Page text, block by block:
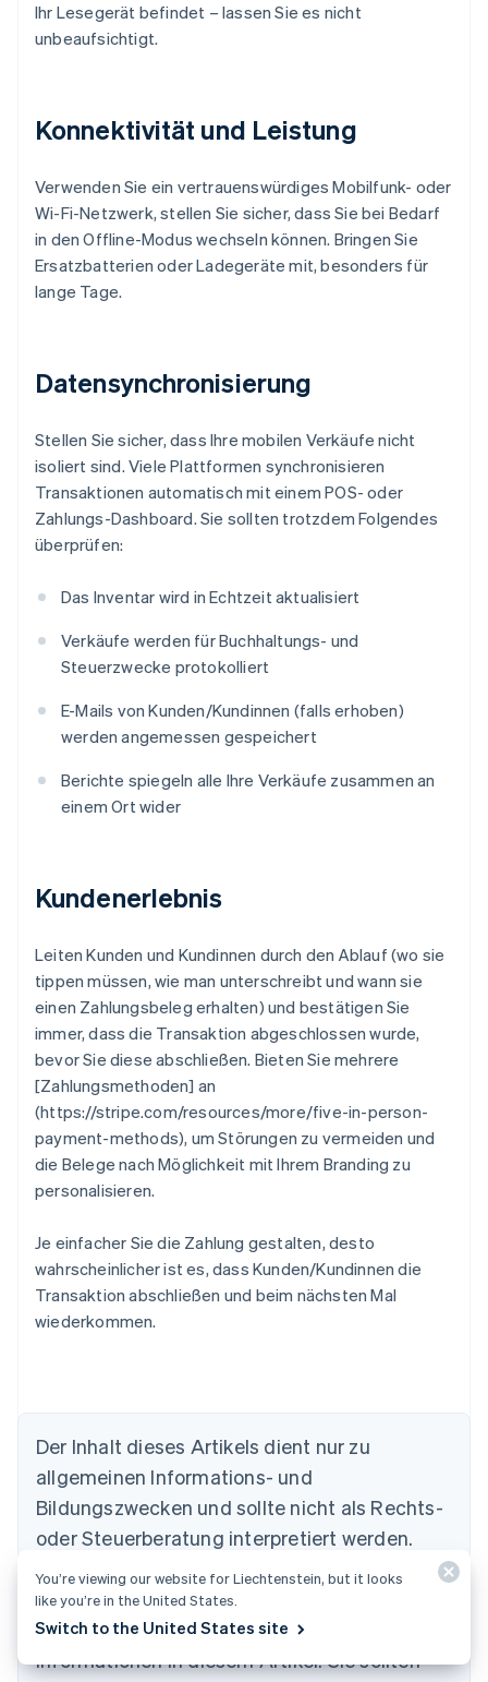
Ihr Lesegerät befindet – lassen Sie es nicht
unbeaufsichtigt.
Konnektivität und Leistung
Verwenden Sie ein vertrauenswürdiges Mobilfunk- oder
Wi-Fi-Netzwerk, stellen Sie sicher, dass Sie bei Bedarf
in den Offline-Modus wechseln können. Bringen Sie
Ersatzbatterien oder Ladegeräte mit, besonders für
lange Tage.
Datensynchronisierung
Stellen Sie sicher, dass Ihre mobilen Verkäufe nicht
isoliert sind. Viele Plattformen synchronisieren
Transaktionen automatisch mit einem POS- oder
Zahlungs-Dashboard. Sie sollten trotzdem Folgendes
überprüfen:
Das Inventar wird in Echtzeit aktualisiert
Verkäufe werden für Buchhaltungs- und
Steuerzwecke protokolliert
E-Mails von Kunden/Kundinnen (falls erhoben)
werden angemessen gespeichert
Berichte spiegeln alle Ihre Verkäufe zusammen an
einem Ort wider
Kundenerlebnis
Leiten Kunden und Kundinnen durch den Ablauf (wo sie
tippen müssen, wie man unterschreibt und wann sie
einen Zahlungsbeleg erhalten) und bestätigen Sie
immer, dass die Transaktion abgeschlossen wurde,
bevor Sie diese abschließen. Bieten Sie mehrere
[Zahlungsmethoden] an
(https://stripe.com/resources/more/five-in-person-
payment-methods), um Störungen zu vermeiden und
die Belege nach Möglichkeit mit Ihrem Branding zu
personalisieren.
Je einfacher Sie die Zahlung gestalten, desto
wahrscheinlicher ist es, dass Kunden/Kundinnen die
Transaktion abschließen und beim nächsten Mal
wiederkommen.
Der Inhalt dieses Artikels dient nur zu
allgemeinen Informations- und
Bildungszwecken und sollte nicht als Rechts-
oder Steuerberatung interpretiert werden.
Stripe übernimmt keine Gewähr oder Garantie
für die Richtigkeit, Vollständigkeit,
Angemessenheit oder Aktualität der
Informationen in diesem Artikel. Sie sollten
Australien
English
Belgien
Brasilien
Bulgarien
Dänemark
You’re viewing our website for Liechtenstein, but it looks
like you’re in the United States.
Switch to the United States site